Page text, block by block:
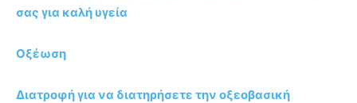
σας για καλή υγεία
Οξέωση
Διατροφή για να διατηρήσετε την οξεοβασική